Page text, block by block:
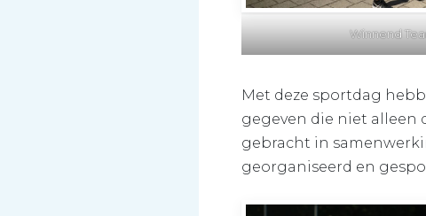
Winnend
Met deze sportdag
gegeven die niet alleen
gebracht in
georganiseerd en